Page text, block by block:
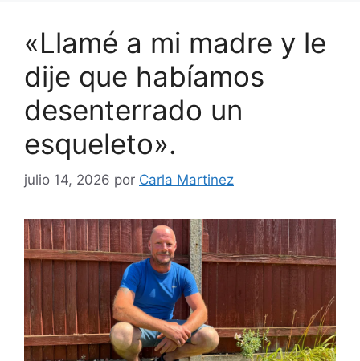
«Llamé a mi madre y le
dije que habíamos
desenterrado un
esqueleto».
julio 14, 2026 por Carla Martinez